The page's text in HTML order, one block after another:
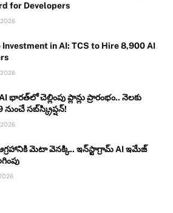
for Developers
2026
Investment in AI: TCS to Hire 8,900 AI
2026
భారత్‌లో చెల్లింపు ప్లాన్లు ప్రారంభం.. నెలకు
నుంచే సబ్‌స్క్రిప్షన్!
2026
మెటా వెనక్కి.. ఇన్‌స్టాగ్రామ్ AI ఇమేజ్